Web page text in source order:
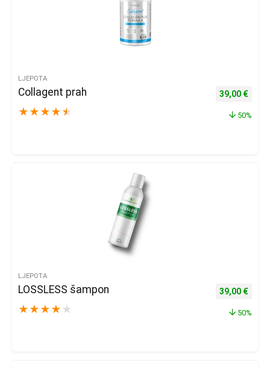
LJEPOTA
Collagent prah
★ ★ ★ ★ ★
Izvorna
39,00 €
50%
LJEPOTA
LOSSLESS šampon
★ ★ ★ ★ ★
Izvorna
39,00 €
50%